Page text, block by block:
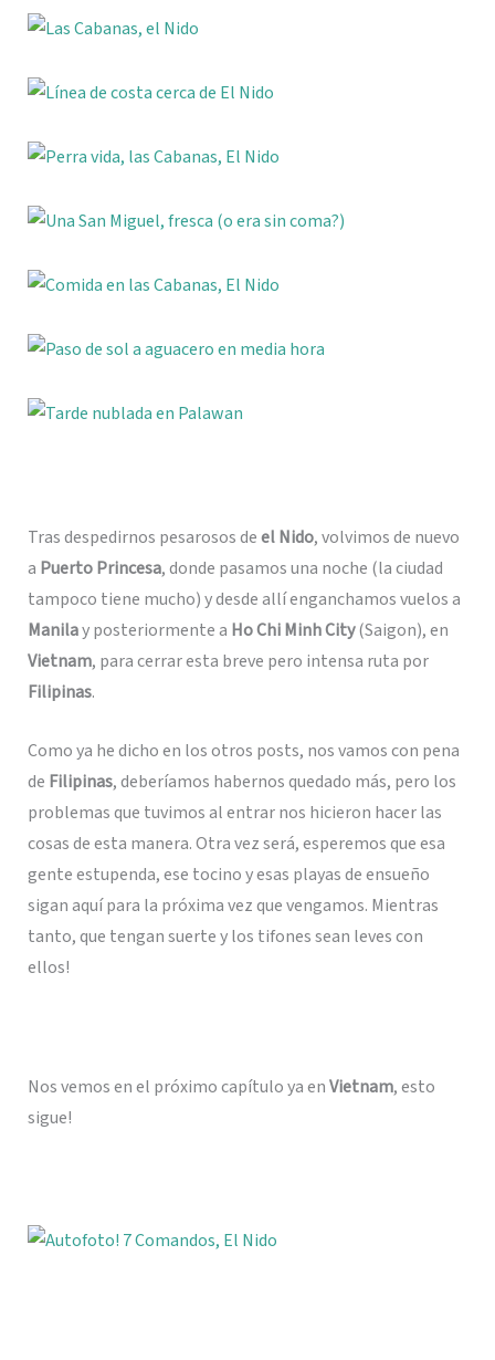
Tras despedirnos pesarosos deel Nido, volvimos de nuevo
a Puerto Princesa, donde pasamos una noche (la ciudad
tampoco tiene mucho) y desde allí enganchamos vuelos a
Manilay posteriormente a Ho Chi Minh City(Saigon), en
Vietnam, para cerrar esta breve pero intensa ruta por
Filipinas.
Como ya he dicho en los otros posts, nos vamos con pena
de Filipinas, deberíamos habernos quedado más, pero los
problemas que tuvimos al entrar nos hicieron hacer las
cosas de esta manera. Otra vez será, esperemos que esa
gente estupenda, ese tocino y esas playas de ensueño
sigan aquí para la próxima vez que vengamos. Mientras
tanto, que tengan suerte y los tifones sean leves con
ellos!
Nos vemos en el próximo capítulo ya enVietnam, esto
sigue!